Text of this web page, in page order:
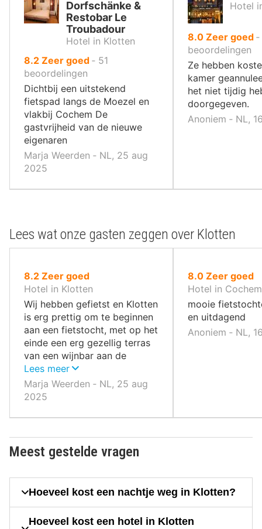
Dorfschänke &
Restobar Le
Troubadour
Hotel in Klotten
8.2 uit
10
,
Zeer goed ‐ 51
beoordelingen
Dichtbij een uitstekend
fietspad langs de Moezel en
vlakbij Cochem De
gastvrijheid van de nieuwe
eigenaren
Marja Weerden ‐ NL, 25 aug
2025
Hotel
8.0uit
10
,
Zeer goed ‐
beoordelingen
Ze hebben
kamer
het niet tijdig
doorgegeven.
Anoniem ‐ NL,
Lees wat onze gasten zeggen over Klotten
8.2 uit
10
,
Zeer goed
Hotel in Klotten
Wij hebben gefietst en Klotten
is erg prettig om te beginnen
aan een fietstocht, met op het
einde een erg gezellig terras
van een wijnbar aan de
Moezel Allemaal op 100 meter
van het hotel
Lees meer
Marja Weerden ‐ NL, 25 aug
2025
8.0uit
10
,
Zeer goed
Hotel in Cochem
mooie
en uitdagend
Anoniem ‐ NL,
Meest gestelde vragen
Hoeveel kost een nachtje weg in Klotten?
Hoeveel kost een hotel in Klotten